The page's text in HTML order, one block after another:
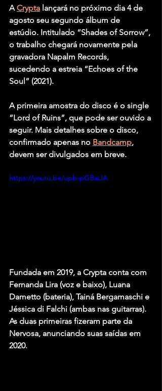
A Crypta lançará no próximo dia 4 de
agosto seu segundo álbum de
estúdio. Intitulado “Shades of Sorrow”,
o trabalho chegará novamente pela
gravadora Napalm Records,
sucedendo a estreia “Echoes of the
Soul” (2021).
A primeira amostra do disco é o single
“Lord of Ruins”, que pode ser ouvido a
seguir. Mais detalhes sobre o disco,
confirmado apenas no Bandcamp,
devem ser divulgados em breve.
https://youtu.be/upb-pGBaiJA
Fundada em 2019, a Crypta conta com
Fernanda Lira (voz e baixo), Luana
Dametto (bateria), Tainá Bergamaschi e
Jéssica di Falchi (ambas nas guitarras).
As duas primeiras fizeram parte da
Nervosa, anunciando suas saídas em
2020.